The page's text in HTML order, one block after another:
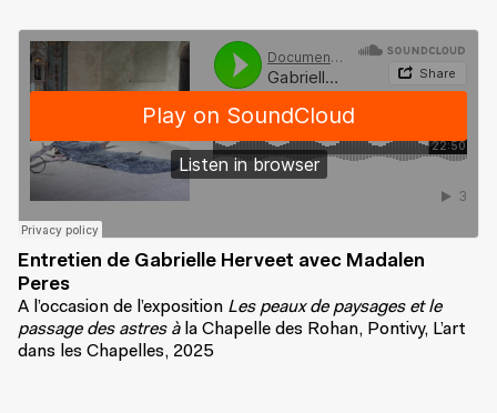
Documents d'Artistes Bretagne
Entretien de Gabrielle Herveet avec Madalen
Peres
A l’occasion de l’exposition Les peaux de paysages et le
passage des astres àla Chapelle des Rohan, Pontivy, L’art
dans les Chapelles, 2025